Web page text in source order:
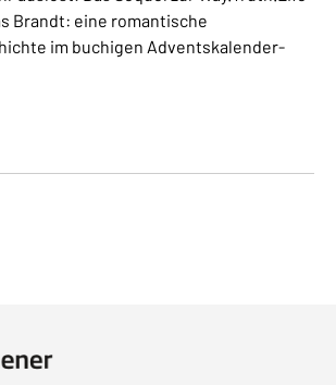
Brandt: eine romantische
im buchigen Adventskalender-